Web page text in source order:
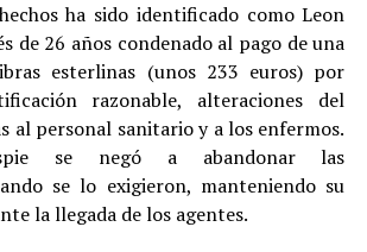
ha sido identificado como Leon
de 26 años condenado al pago de una
esterlinas (unos 233 euros) por
razonable, alteraciones del
al personal sanitario y a los enfermos.
se negó a abandonar las
se lo exigieron, manteniendo su
la llegada de los agentes.